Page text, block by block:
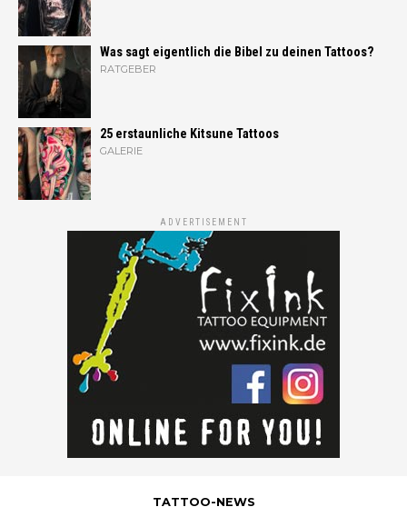
Was sagt eigentlich die Bibel zu deinen Tattoos?
RATGEBER
25 erstaunliche Kitsune Tattoos
GALERIE
ADVERTISEMENT
TATTOO-NEWS